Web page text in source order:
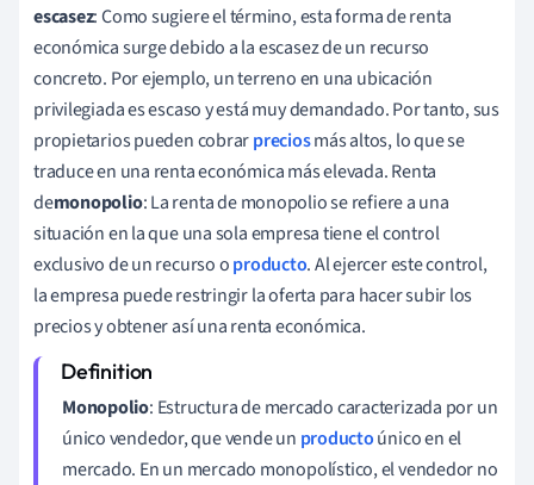
escasez: Como sugiere el término, esta forma de renta
económica surge debido a la escasez de un recurso
concreto. Por ejemplo, un terreno en una ubicación
privilegiada es escaso y está muy demandado. Por tanto, sus
propietarios pueden cobrarpreciosmás altos, lo que se
traduce en una renta económica más elevada. Renta
demonopolio: La renta de monopolio se refiere a una
situación en la que una sola empresa tiene el control
exclusivo de un recurso oproducto. Al ejercer este control,
la empresa puede restringir la oferta para hacer subir los
precios y obtener así una renta económica.
Monopolio: Estructura de mercado caracterizada por un
único vendedor, que vende un productoúnico en el
mercado. En un mercado monopolístico, el vendedor no